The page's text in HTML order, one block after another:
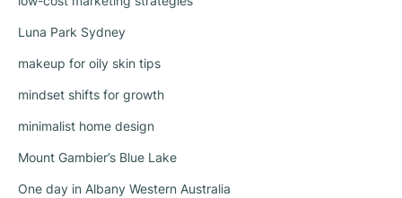
Luna Park Sydney
makeup for oily skin tips
mindset shifts for growth
minimalist home design
Mount Gambier’s Blue Lake
One day in Albany Western Australia